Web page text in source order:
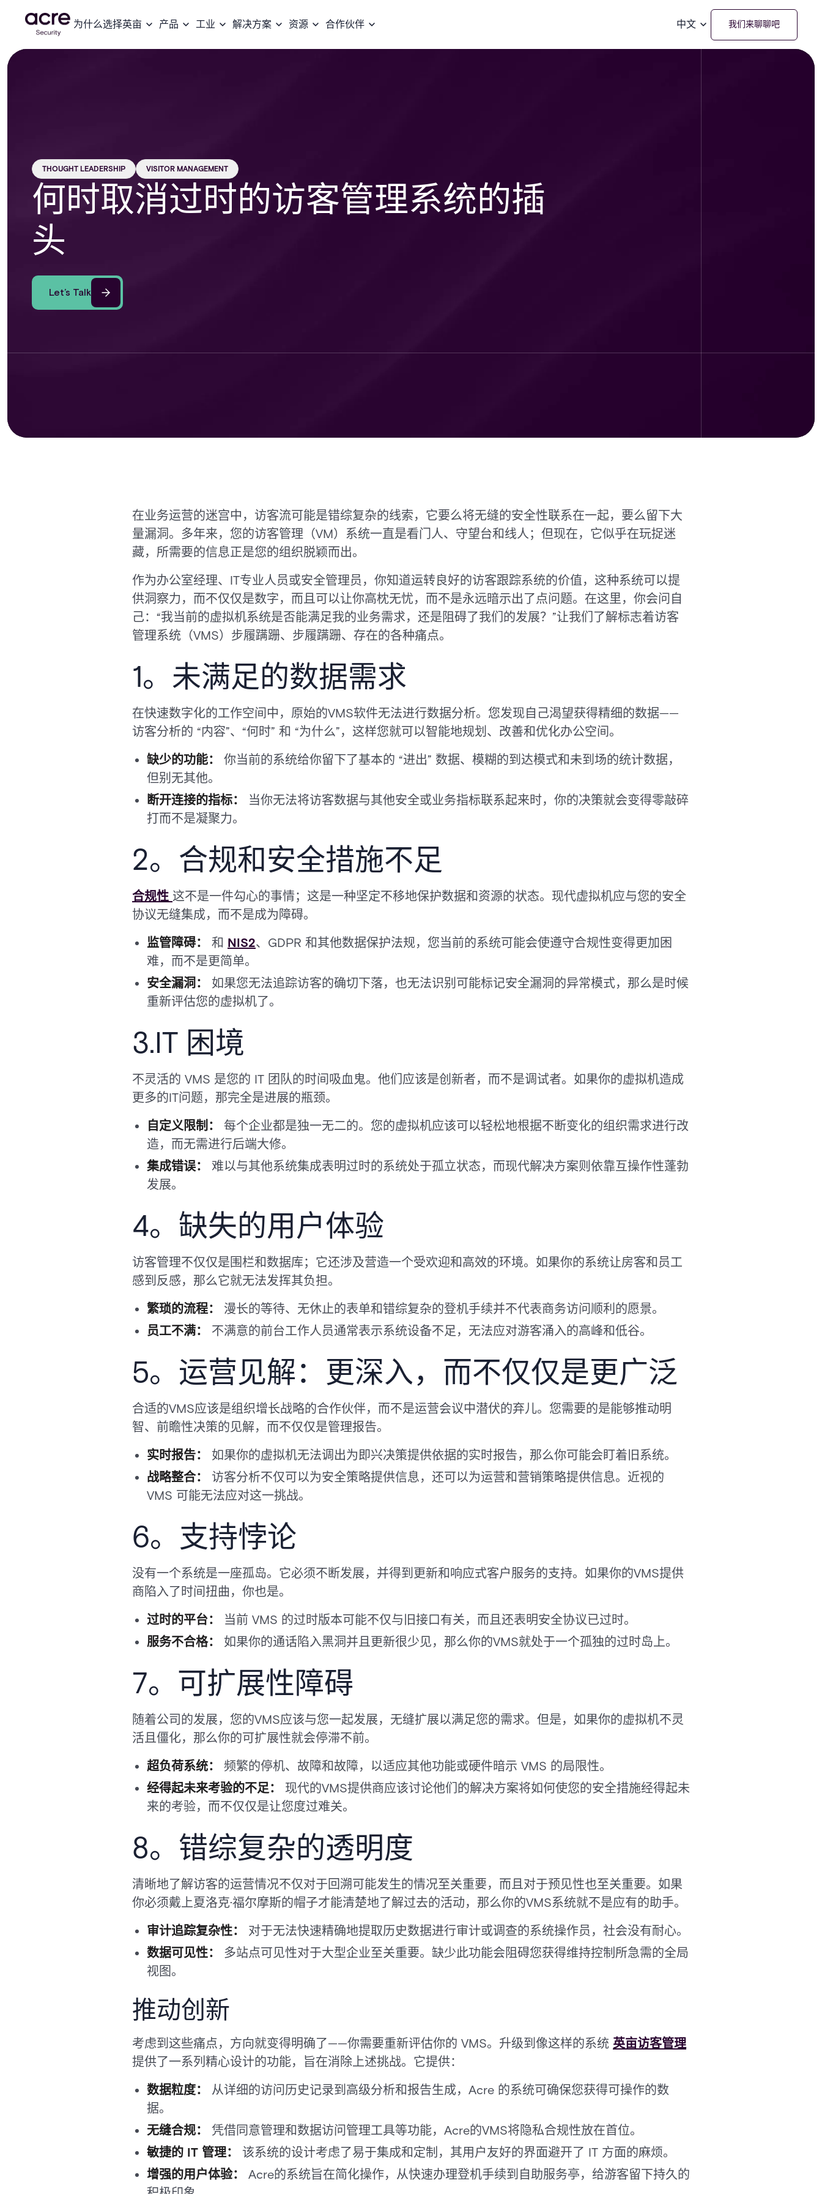
为什么选择英亩 产品 工业 解决方案 资源 合作伙伴 中文 我们来聊聊吧
THOUGHT LEADERSHIP VISITOR MANAGEMENT
何时取消过时的访客管理系统的插
头
Let’s Talk
在业务运营的迷宫中，访客流可能是错综复杂的线索，它要么将无缝的安全性联系在一起，要么留下大
量漏洞。多年来，您的访客管理（VM）系统一直是看门人、守望台和线人；但现在，它似乎在玩捉迷
藏，所需要的信息正是您的组织脱颖而出。
作为办公室经理、IT专业人员或安全管理员，你知道运转良好的访客跟踪系统的价值，这种系统可以提
供洞察力，而不仅仅是数字，而且可以让你高枕无忧，而不是永远暗示出了点问题。在这里，你会问自
己：“我当前的虚拟机系统是否能满足我的业务需求，还是阻碍了我们的发展？”让我们了解标志着访客
管理系统（VMS）步履蹒跚、步履蹒跚、存在的各种痛点。
1。未满足的数据需求
在快速数字化的工作空间中，原始的VMS软件无法进行数据分析。您发现自己渴望获得精细的数据——
访客分析的 “内容”、“何时” 和 “为什么”，这样您就可以智能地规划、改善和优化办公空间。
缺少的功能： 你当前的系统给你留下了基本的 “进出” 数据、模糊的到达模式和未到场的统计数据，
但别无其他。
断开连接的指标： 当你无法将访客数据与其他安全或业务指标联系起来时，你的决策就会变得零敲碎
打而不是凝聚力。
2。合规和安全措施不足
合规性 这不是一件勾心的事情；这是一种坚定不移地保护数据和资源的状态。现代虚拟机应与您的安全
协议无缝集成，而不是成为障碍。
监管障碍： 和 NIS2、GDPR 和其他数据保护法规，您当前的系统可能会使遵守合规性变得更加困
难，而不是更简单。
安全漏洞： 如果您无法追踪访客的确切下落，也无法识别可能标记安全漏洞的异常模式，那么是时候
重新评估您的虚拟机了。
3.IT 困境
不灵活的 VMS 是您的 IT 团队的时间吸血鬼。他们应该是创新者，而不是调试者。如果你的虚拟机造成
更多的IT问题，那完全是进展的瓶颈。
自定义限制： 每个企业都是独一无二的。您的虚拟机应该可以轻松地根据不断变化的组织需求进行改
造，而无需进行后端大修。
集成错误： 难以与其他系统集成表明过时的系统处于孤立状态，而现代解决方案则依靠互操作性蓬勃
发展。
4。缺失的用户体验
访客管理不仅仅是围栏和数据库；它还涉及营造一个受欢迎和高效的环境。如果你的系统让房客和员工
感到反感，那么它就无法发挥其负担。
繁琐的流程： 漫长的等待、无休止的表单和错综复杂的登机手续并不代表商务访问顺利的愿景。
员工不满： 不满意的前台工作人员通常表示系统设备不足，无法应对游客涌入的高峰和低谷。
5。运营见解：更深入，而不仅仅是更广泛
合适的VMS应该是组织增长战略的合作伙伴，而不是运营会议中潜伏的弃儿。您需要的是能够推动明
智、前瞻性决策的见解，而不仅仅是管理报告。
实时报告：
如果你的虚拟机无法调出为即兴决策提供依据的实时报告，那么你可能会盯着旧系统。
战略整合： 访客分析不仅可以为安全策略提供信息，还可以为运营和营销策略提供信息。近视的
VMS 可能无法应对这一挑战。
6。支持悖论
没有一个系统是一座孤岛。它必须不断发展，并得到更新和响应式客户服务的支持。如果你的VMS提供
商陷入了时间扭曲，你也是。
过时的平台：
当前 VMS 的过时版本可能不仅与旧接口有关，而且还表明安全协议已过时。
服务不合格： 如果你的通话陷入黑洞并且更新很少见，那么你的VMS就处于一个孤独的过时岛上。
7。可扩展性障碍
随着公司的发展，您的VMS应该与您一起发展，无缝扩展以满足您的需求。但是，如果你的虚拟机不灵
活且僵化，那么你的可扩展性就会停滞不前。
超负荷系统：
频繁的停机、故障和故障，以适应其他功能或硬件暗示 VMS 的局限性。
经得起未来考验的不足： 现代的VMS提供商应该讨论他们的解决方案将如何使您的安全措施经得起未
来的考验，而不仅仅是让您度过难关。
8。错综复杂的透明度
清晰地了解访客的运营情况不仅对于回溯可能发生的情况至关重要，而且对于预见性也至关重要。如果
你必须戴上夏洛克·福尔摩斯的帽子才能清楚地了解过去的活动，那么你的VMS系统就不是应有的助手。
审计追踪复杂性： 对于无法快速精确地提取历史数据进行审计或调查的系统操作员，社会没有耐心。
数据可见性：
多站点可见性对于大型企业至关重要。缺少此功能会阻碍您获得维持控制所急需的全局
视图。
推动创新
考虑到这些痛点，方向就变得明确了——你需要重新评估你的 VMS。升级到像这样的系统 英亩访客管理
提供了一系列精心设计的功能，旨在消除上述挑战。它提供：
数据粒度： 从详细的访问历史记录到高级分析和报告生成，Acre 的系统可确保您获得可操作的数
据。
无缝合规： 凭借同意管理和数据访问管理工具等功能，Acre的VMS将隐私合规性放在首位。
敏捷的 IT 管理： 该系统的设计考虑了易于集成和定制，其用户友好的界面避开了 IT 方面的麻烦。
增强的用户体验： Acre的系统旨在简化操作，从快速办理登机手续到自助服务亭，给游客留下持久的